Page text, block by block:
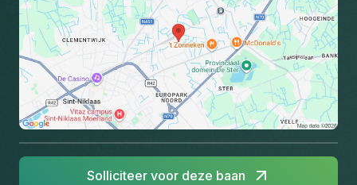
Solliciteer voor deze baan